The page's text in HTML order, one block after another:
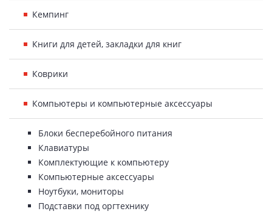
Кемпинг
Книги для детей, закладки для книг
Коврики
Компьютеры и компьютерные аксессуары
Блоки бесперебойного питания
Клавиатуры
Комплектующие к компьютеру
Компьютерные аксессуары
Ноутбуки, мониторы
Подставки под оргтехнику